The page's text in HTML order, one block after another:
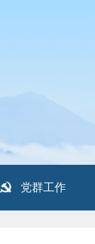
党群工作